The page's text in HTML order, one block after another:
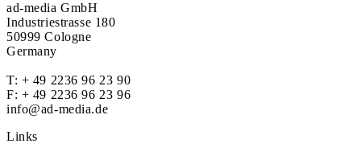
ad-media GmbH
Industriestrasse 180
50999 Cologne
Germany
T: + 49 2236 96 23 90
F: + 49 2236 96 23 96
info@ad-media.de
Links